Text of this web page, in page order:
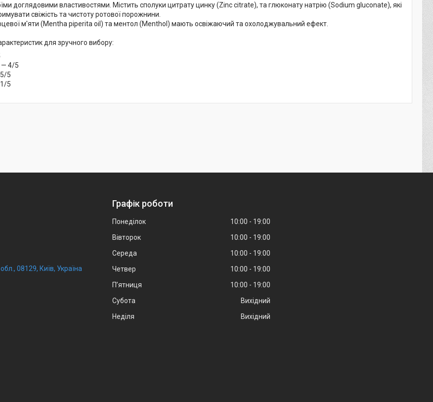
доглядовими властивостями. Містить сполуки цитрату цинку (Zinc citrate), та глюконату натрію (Sodium gluconate), які
свіжість та чистоту ротової порожнини.
м'яти (Mentha piperita oil) та ментол (Menthol) мають освіжаючий та охолоджувальний ефект.
для зручного вибору:
— 4/5
5
5
08129, Київ, Україна
Графік роботи
Понеділок 10:00
19:00
Вівторок
10:00
19:00
Середа
10:00
19:00
Четвер
10:00
19:00
Пʼятниця
10:00
19:00
Субота
Вихідний
Неділя
Вихідний